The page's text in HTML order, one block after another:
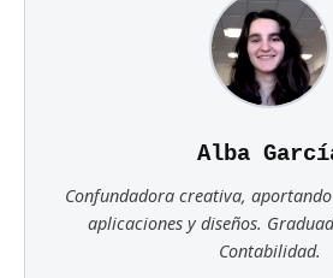
Alba
Confundadora creativa,
aplicaciones y diseños.
Contabilidad.